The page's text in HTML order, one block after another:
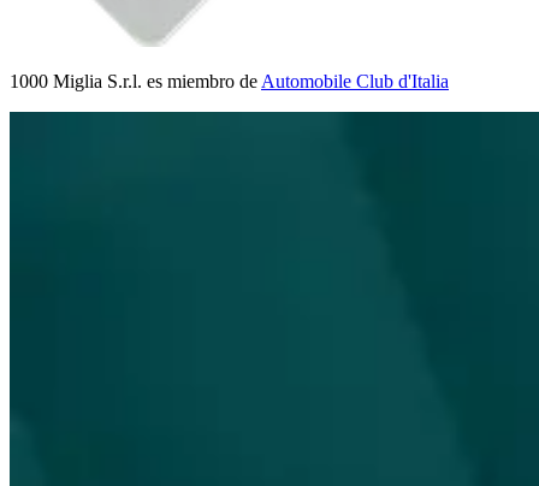
1000 Miglia S.r.l. es miembro de Automobile Club d'Italia